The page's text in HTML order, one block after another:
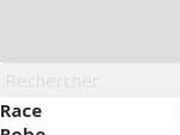
Panier
Race